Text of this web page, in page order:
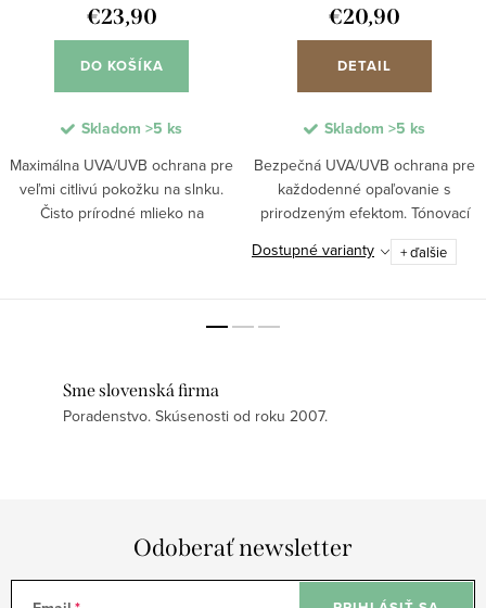
€23,90
DO KOŠÍKA
Skladom >5 ks
Maximálna UVA/UVB ochrana pre
veľmi citlivú pokožku na slnku.
Čisto prírodné mlieko na
€20,90
DETAIL
Skladom >5 ks
Bezpečná UVA/UVB ochrana pre
každodenné opaľovanie s
prirodzeným efektom. Tónovací
opaľovací krém SPF 30 s BIO
zložkami hydratuje a vyživuje
Dostupné varianty + ďalšie
Sme slovenská firma
Poradenstvo. Skúsenosti od roku 2007.
Odoberať newsletter